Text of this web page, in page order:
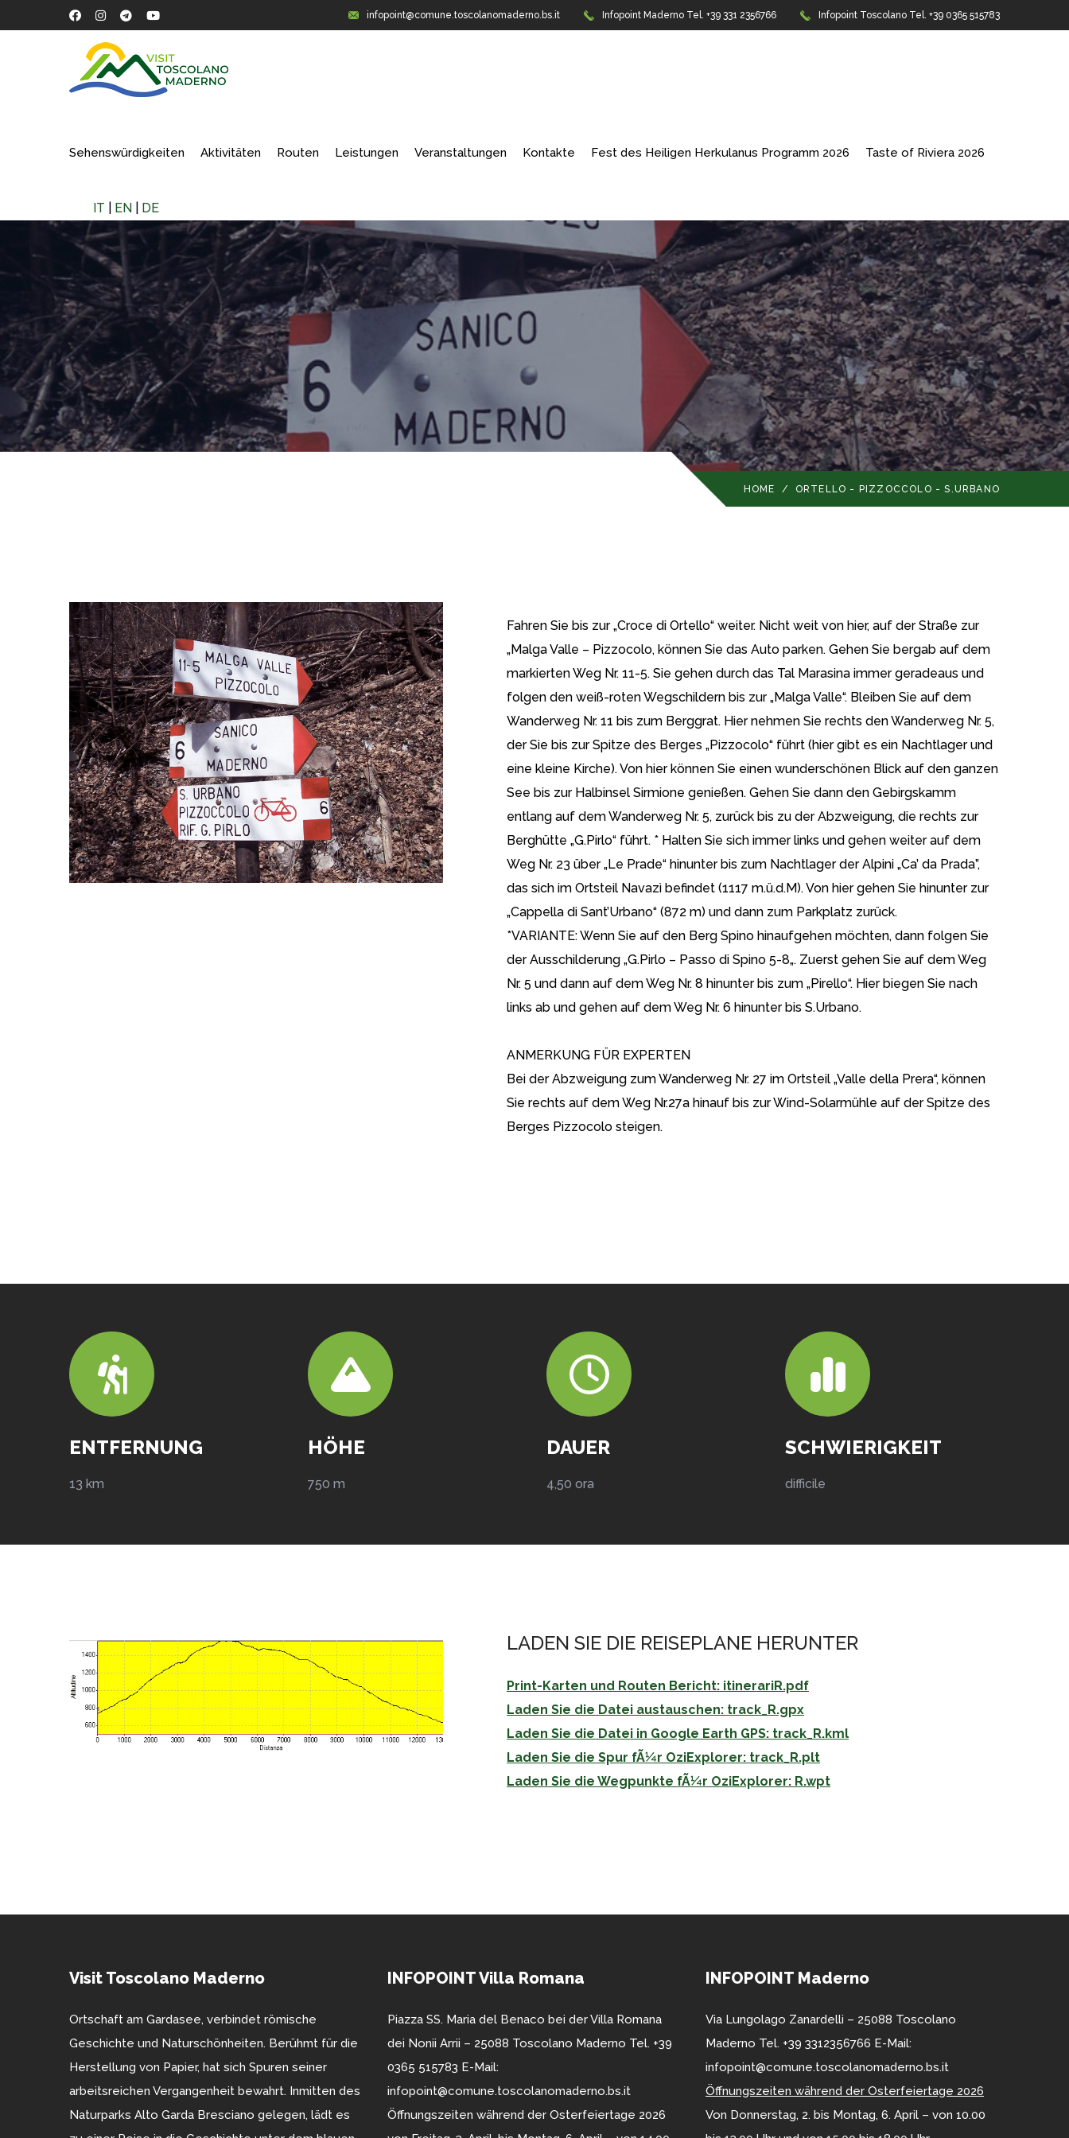
infopoint@comune.toscolanomaderno.bs.it Infopoint Maderno Tel. +39 331 2356766 Infopoint Toscolano Tel. +39 0365 515783
Sehenswürdigkeiten Aktivitäten Routen Leistungen Veranstaltungen Kontakte Fest des Heiligen Herkulanus Programm 2026 Taste of Riviera 2026
IT EN DE
HOME / ORTELLO - PIZZOCCOLO - S.URBANO
Fahren Sie bis zur „Croce di Ortello“ weiter. Nicht weit von hier, auf der Straße zur
„Malga Valle – Pizzocolo, können Sie das Auto parken. Gehen Sie bergab auf dem
markierten Weg Nr. 11-5. Sie gehen durch das Tal Marasina immer geradeaus und
folgen den weiß-roten Wegschildern bis zur „Malga Valle“. Bleiben Sie auf dem
Wanderweg Nr. 11 bis zum Berggrat. Hier nehmen Sie rechts den Wanderweg Nr. 5,
der Sie bis zur Spitze des Berges „Pizzocolo“ führt (hier gibt es ein Nachtlager und
eine kleine Kirche). Von hier können Sie einen wunderschönen Blick auf den ganzen
See bis zur Halbinsel Sirmione genießen. Gehen Sie dann den Gebirgskamm
entlang auf dem Wanderweg Nr. 5, zurück bis zu der Abzweigung, die rechts zur
Berghütte „G.Pirlo“ führt. * Halten Sie sich immer links und gehen weiter auf dem
Weg Nr. 23 über „Le Prade“ hinunter bis zum Nachtlager der Alpini „Ca’ da Prada”,
das sich im Ortsteil Navazì befindet (1117 m.ü.d.M). Von hier gehen Sie hinunter zur
„Cappella di Sant’Urbano“ (872 m) und dann zum Parkplatz zurück.
*VARIANTE: Wenn Sie auf den Berg Spino hinaufgehen möchten, dann folgen Sie
der Ausschilderung „G.Pirlo – Passo di Spino 5-8„. Zuerst gehen Sie auf dem Weg
Nr. 5 und dann auf dem Weg Nr. 8 hinunter bis zum „Pirello“. Hier biegen Sie nach
links ab und gehen auf dem Weg Nr. 6 hinunter bis S.Urbano.
ANMERKUNG FÜR EXPERTEN
Bei der Abzweigung zum Wanderweg Nr. 27 im Ortsteil „Valle della Prera“, können
Sie rechts auf dem Weg Nr.27a hinauf bis zur Wind-Solarmühle auf der Spitze des
Berges Pizzocolo steigen.
ENTFERNUNG
13 km
HÖHE
750 m
DAUER
4,50 ora
SCHWIERIGKEIT
difficile
LADEN SIE DIE REISEPLANE HERUNTER
Print-Karten und Routen Bericht: itinerariR.pdf
Laden Sie die Datei austauschen: track_R.gpx
Laden Sie die Datei in Google Earth GPS: track_R.kml
Laden Sie die Spur fÃ¼r OziExplorer: track_R.plt
Laden Sie die Wegpunkte fÃ¼r OziExplorer: R.wpt
Visit Toscolano Maderno
Ortschaft am Gardasee, verbindet römische
Geschichte und Naturschönheiten. Berühmt für die
Herstellung von Papier, hat sich Spuren seiner
arbeitsreichen Vergangenheit bewahrt. Inmitten des
Naturparks Alto Garda Bresciano gelegen, lädt es
INFOPOINT Villa Romana
Piazza SS. Maria del Benaco bei der Villa Romana
dei Nonii Arrii – 25088 Toscolano Maderno Tel. +39
0365 515783 E-Mail:
infopoint@comune.toscolanomaderno.bs.it
Öffnungszeiten während der Osterfeiertage 2026
INFOPOINT Maderno
Via Lungolago Zanardelli – 25088 Toscolano
Maderno Tel. +39 3312356766 E-Mail:
infopoint@comune.toscolanomaderno.bs.it
Öffnungszeiten während der Osterfeiertage 2026
Von Donnerstag, 2. bis Montag, 6. April – von 10.00